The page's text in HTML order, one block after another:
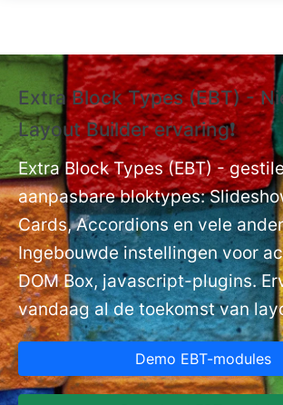
Extra Block Types (EBT) -
Layout Builder ervaring❗
Extra Block Types (EBT) -
aanpasbare bloktypes:
Cards, Accordions en vele
Ingebouwde instellingen voor
DOM Box, javascript-plugins.
vandaag al de toekomst van
Demo EBT-modules